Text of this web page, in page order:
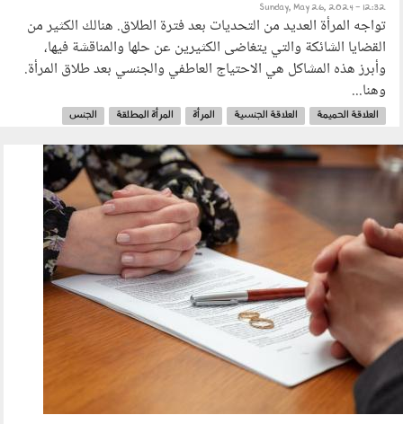
Sunday, May 26, 2024 - 12:32
تواجه المرأة العديد من التحديات بعد فترة الطلاق. هنالك الكثير من
القضايا الشائكة والتي يتغاضى الكثيرين عن حلها والمناقشة فيها،
وأبرز هذه المشاكل هي الاحتياج العاطفي والجنسي بعد طلاق المرأة.
وهنا...
العلاقة الحميمة العلاقة الجنسية المرأة المرأة المطلقة
الجنس
070503.jpg